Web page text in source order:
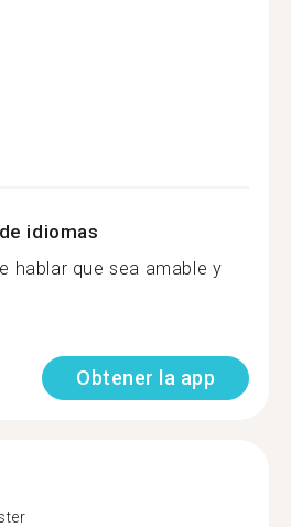
idiomas
hablar que sea amable y
Obtener la app